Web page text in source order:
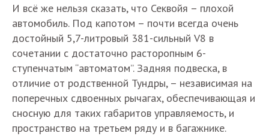
И всё же нельзя сказать, что Секвойя – плохой
автомобиль. Под капотом – почти всегда очень
достойный 5,7-литровый 381-сильный V8 в
сочетании с достаточно расторопным 6-
ступенчатым “автоматом”. Задняя подвеска, в
отличие от родственной Тундры, – независимая на
поперечных сдвоенных рычагах, обеспечивающая и
сносную для таких габаритов управляемость, и
пространство на третьем ряду и в багажнике.